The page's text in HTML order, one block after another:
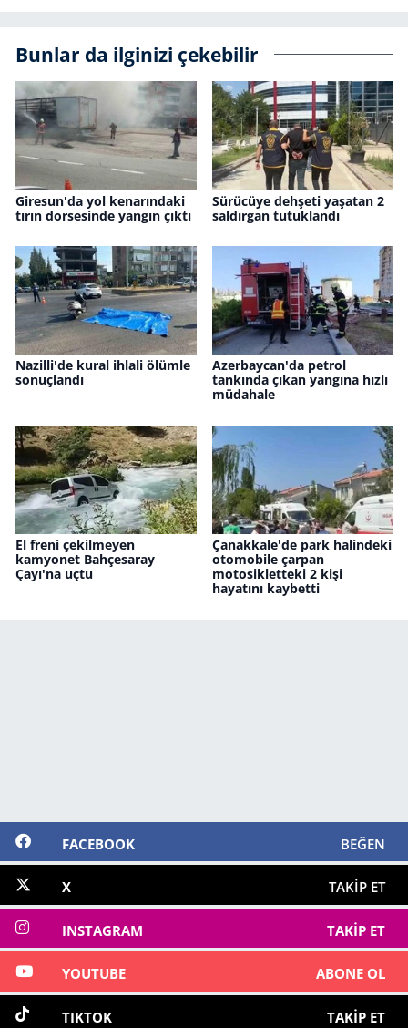
Bunlar da ilginizi çekebilir
Giresun'da yol kenarındaki
tırın dorsesinde yangın çıktı
Sürücüye dehşeti yaşatan 2
saldırgan tutuklandı
Nazilli'de kural ihlali ölümle
sonuçlandı
Azerbaycan'da petrol
tankında çıkan yangına hızlı
müdahale
El freni çekilmeyen
kamyonet Bahçesaray
Çayı'na uçtu
Çanakkale'de park halindeki
otomobile çarpan
motosikletteki 2 kişi
hayatını kaybetti
FACEBOOK BEĞEN
X TAKIP ET
INSTAGRAM TAKIP ET
YOUTUBE ABONE OL
TIKTOK TAKIP ET